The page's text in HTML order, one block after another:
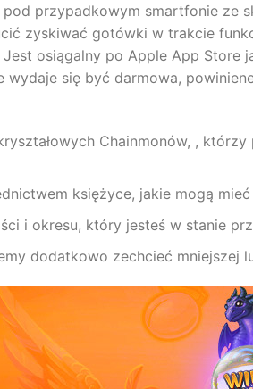
przypadkowym smartfonie ze
zyskiwać gotówki w trakcie
osiągalny po Apple App Store
się być darmowa,
Chainmonów, ,
księżyce, jakie mogą
i okresu, który jesteś w stanie
dodatkowo zechcieć mniejszej